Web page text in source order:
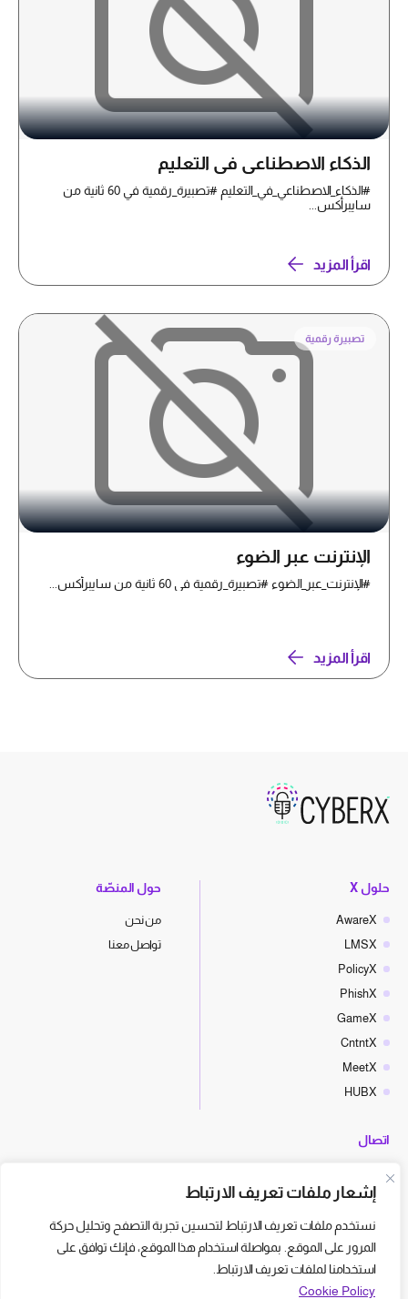
إشعار ملفات تعريف الارتباط
نستخدم ملفات تعريف الارتباط لتحسين تجربة التصفح وتحليل حركة
المرور على الموقع. بمواصلة استخدام هذا الموقع، فإنك توافق على
استخدامنا لملفات تعريف الارتباط.
Cookie Policy
الذكاء الاصطناعي في التعليم
#الذكاء_الاصطناعي_في_التعليم #تصبيرة_رقمية في 60 ثانية من
سايبرأكس...
اقرأ المزيد
تصبيرة رقمية
الإنترنت عبر الضوء
#الإنترنت_عبر_الضوء #تصبيرة_رقمية في 60 ثانية من سايبرأكس...
اقرأ المزيد
حلول X
AwareX
LMSX
PolicyX
PhishX
GameX
CntntX
MeetX
HUBX
حول المنصّة
من نحن
تواصل معنا
اتصال
hello@cyberx.world